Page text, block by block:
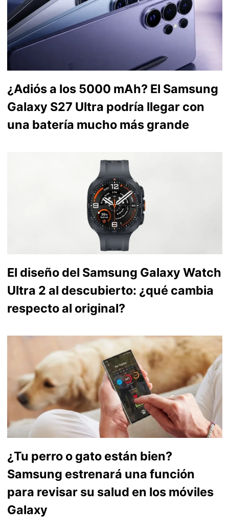
¿Adiós a los 5000 mAh? El Samsung
Galaxy S27 Ultra podría llegar con
una batería mucho más grande
El diseño del Samsung Galaxy Watch
Ultra 2 al descubierto: ¿qué cambia
respecto al original?
¿Tu perro o gato están bien?
Samsung estrenará una función
para revisar su salud en los móviles
Galaxy